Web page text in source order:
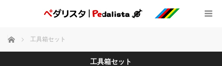
ホーム 工具箱セット
工具箱セット